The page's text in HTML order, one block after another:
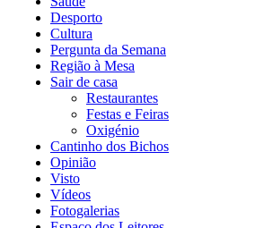
Desporto
Cultura
Pergunta da Semana
Região à Mesa
Sair de casa
Restaurantes
Festas e Feiras
Oxigénio
Cantinho dos Bichos
Opinião
Visto
Vídeos
Fotogalerias